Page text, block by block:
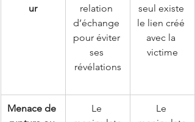
ur
relation
d’échange
pour éviter
ses
révélations
seul existe
le lien créé
avec la
victime
Menace de
Le
Le